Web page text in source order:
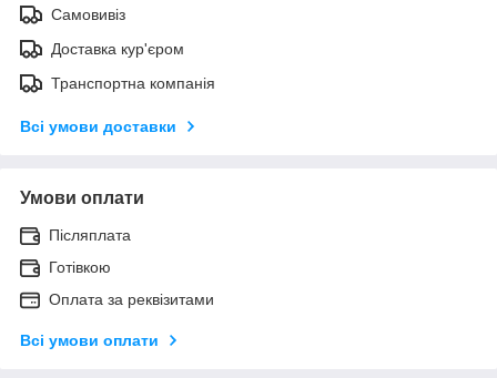
Самовивіз
Доставка кур'єром
Транспортна компанія
Всі умови доставки
Умови оплати
Післяплата
Готівкою
Оплата за реквізитами
Всі умови оплати